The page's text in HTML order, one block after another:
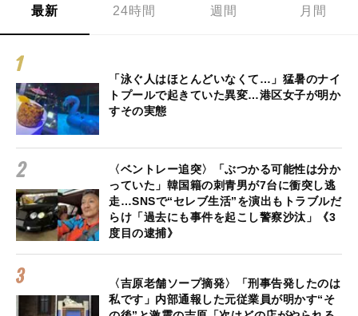
最新 24時間 週間 月間
「泳ぐ人はほとんどいなくて…」猛暑のナイ
トプールで起きていた異変…港区女子が明か
すその実態
〈ベントレー追突〉「ぶつかる可能性は分か
っていた」韓国籍の刺青男が7台に衝突し逃
走…SNSで“セレブ生活”を演出もトラブルだ
らけ「過去にも事件を起こし警察沙汰」《3
度目の逮捕》
〈吉原老舗ソープ摘発〉「刑事告発したのは
私です」内部通報した元従業員が明かす“そ